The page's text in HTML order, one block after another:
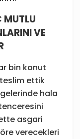
MUTLU
VE
bin konut
ettik
hala
asgari
verecekleri